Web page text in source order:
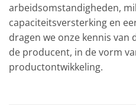
arbeidsomstandigheden,
capaciteitsversterking en
dragen we onze kennis van
de producent, in de vorm
productontwikkeling.